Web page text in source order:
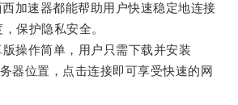
加速器都能帮助用户快速稳定地连接
保护隐私安全。
作简单，用户只需下载并安装
器位置，点击连接即可享受快速的网